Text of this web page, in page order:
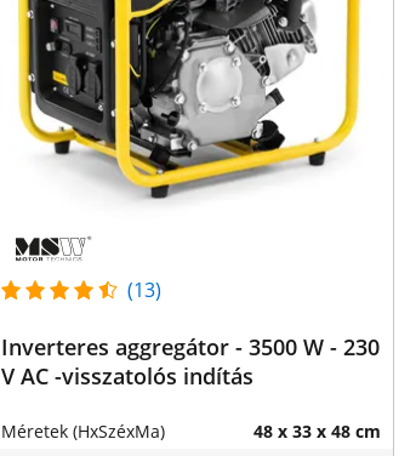
(13)
Inverteres aggregátor - 3500 W - 230
V AC -visszatolós indítás
Méretek (HxSzéxMa) 48 x 33 x 48 cm